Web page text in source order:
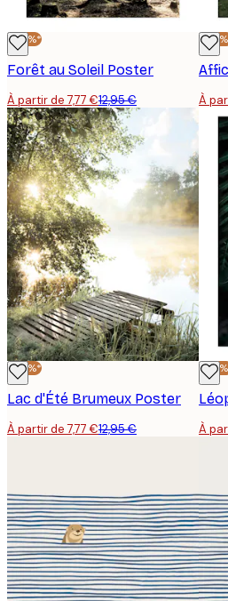
-40%*
Forêt au Soleil Poster
À partir de 7,77 €12,95 €
-
À
-40%*
Lac d'Été Brumeux Poster
À partir de 7,77 €12,95 €
-
À